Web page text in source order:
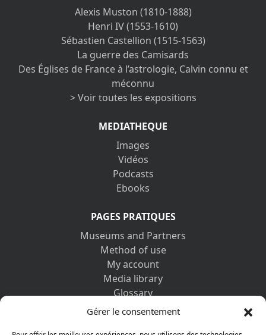
Gérer le consentement
Alexis Muston (1810-1888)
Henri IV (1553-1610)
Sébastien Castellion (1515-1563)
La guerre des Camisards
Des Églises de France à l’astrologie, Calvin connu et
méconnu
> Voir toutes les expositions
MEDIATHEQUE
Images
Vidéos
Podcasts
Ebooks
PAGES PRATIQUES
Museums and Partners
Method of use
My account
Media library
Glossary
Contact us